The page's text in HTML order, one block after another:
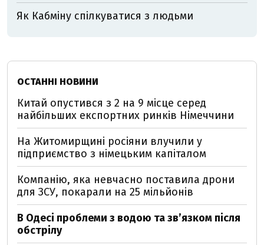
Як Кабміну спілкуватися з людьми
ОСТАННІ НОВИНИ
Китай опустився з 2 на 9 місце серед
найбільших експортних ринків Німеччини
На Житомирщині росіяни влучили у
підприємство з німецьким капіталом
Компанію, яка невчасно поставила дрони
для ЗСУ, покарали на 25 мільйонів
В Одесі проблеми з водою та звʼязком після
обстрілу